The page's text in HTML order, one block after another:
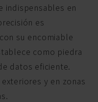
indispensables en
es
su encomiable
como piedra
datos eficiente.
y en zonas